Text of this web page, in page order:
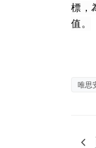
標，
值。
唯思